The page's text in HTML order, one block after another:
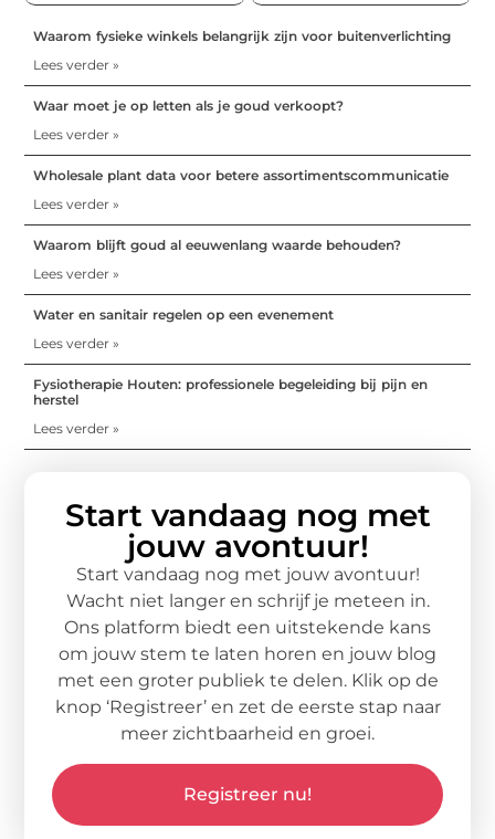
Waarom fysieke winkels belangrijk zijn voor buitenverlichting
Lees verder »
Waar moet je op letten als je goud verkoopt?
Lees verder »
Wholesale plant data voor betere assortimentscommunicatie
Lees verder »
Waarom blijft goud al eeuwenlang waarde behouden?
Lees verder »
Water en sanitair regelen op een evenement
Lees verder »
Fysiotherapie Houten: professionele begeleiding bij pijn en
herstel
Lees verder »
Start vandaag nog met
jouw avontuur!
Start vandaag nog met jouw avontuur!
Wacht niet langer en schrijf je meteen in.
Ons platform biedt een uitstekende kans
om jouw stem te laten horen en jouw blog
met een groter publiek te delen. Klik op de
knop ‘Registreer’ en zet de eerste stap naar
meer zichtbaarheid en groei.
Registreer nu!